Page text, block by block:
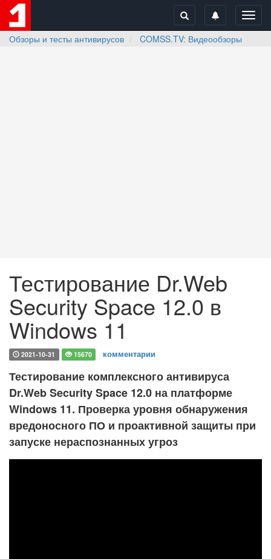
Обзоры и тесты антивирусов
COMSS.TV: Видеообзоры
Тестирование Dr.Web
Security Space 12.0 в
Windows 11
2021-10-31 15670 комментарии
Тестирование комплексного антивируса
Dr.Web Security Space 12.0 на платформе
Windows 11. Проверка уровня обнаружения
вредоносного ПО и проактивной защиты при
запуске нераспознанных угроз